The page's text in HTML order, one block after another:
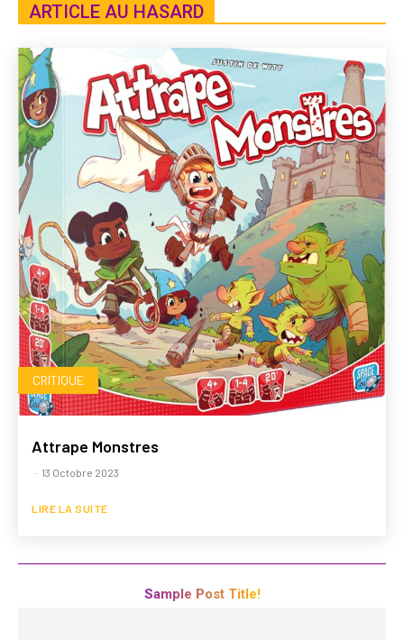
ARTICLE AU HASARD
CRITIQUE
Attrape Monstres
- 13 Octobre 2023
LIRE LA SUITE
Sample Post Title!